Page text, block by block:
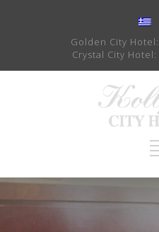
Golden City Hotel:
Crystal City Hotel: